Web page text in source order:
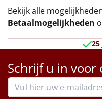
Bekijk alle
Betaalmogelijkheden
25
Schrijf u in voor